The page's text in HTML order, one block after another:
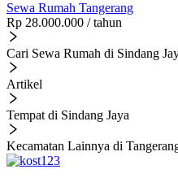
Sewa Rumah Tangerang
Rp 28.000.000 / tahun
Cari Sewa Rumah di Sindang
Artikel
Tempat di Sindang Jaya
Kecamatan Lainnya di